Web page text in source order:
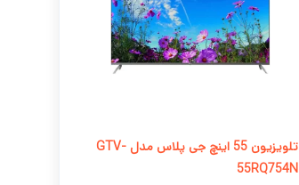
تلویزیون 55 اینچ جی پلاس مدل GTV-
55RQ754N